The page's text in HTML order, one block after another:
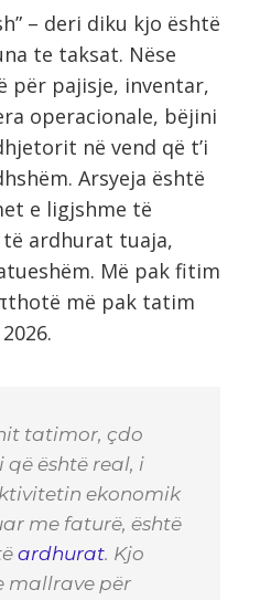
– deri diku kjo është
te taksat. Nëse
për pajisje, inventar,
operacionale, bëjini
në vend që t’i
Arsyeja është
e ligjshme të
ardhurat tuaja,
Më pak fitim
më pak tatim
tatimor, çdo
që është real, i
ekonomik
me faturë, është
ardhurat. Kjo
mallrave për